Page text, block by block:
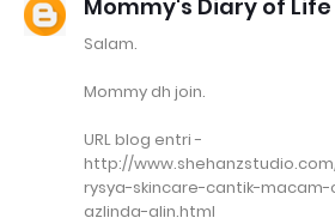
Mommy's Diary of Life
Salam.
Mommy dh join.
URL blog entri -
http://
rysya-skincare-cantik-
azlinda-alin.html